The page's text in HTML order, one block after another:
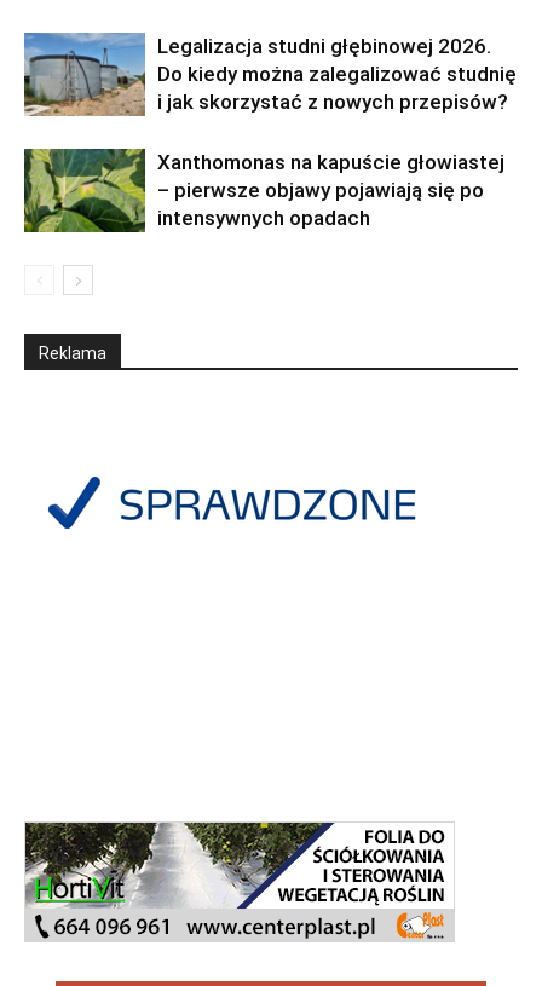
Legalizacja studni głębinowej 2026.
Do kiedy można zalegalizować studnię
i jak skorzystać z nowych przepisów?
Xanthomonas na kapuście głowiastej
– pierwsze objawy pojawiają się po
intensywnych opadach
Reklama